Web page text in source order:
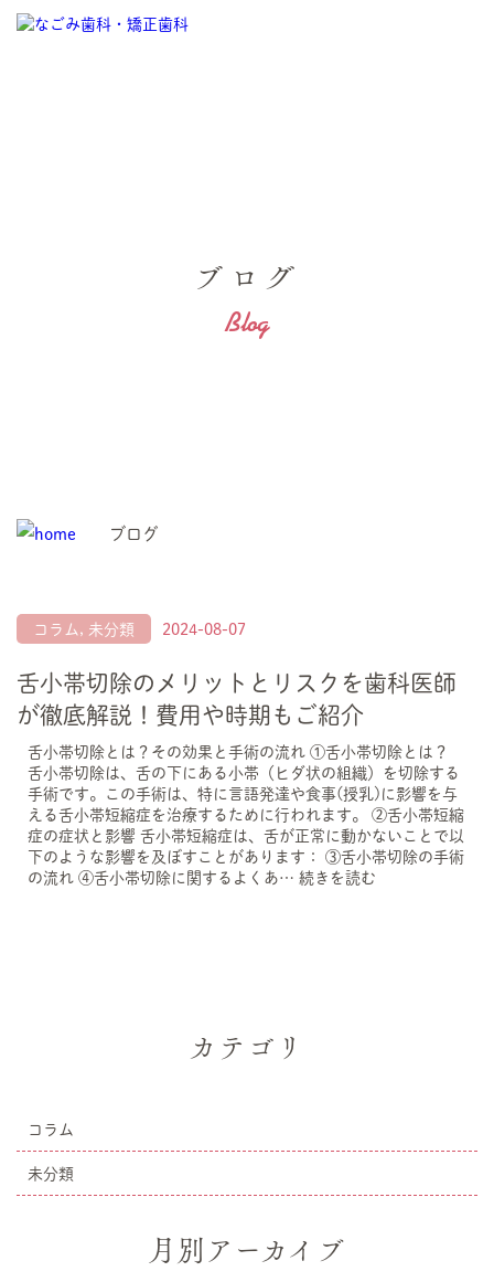
ブログ
Blog
ブログ
コラム, 未分類 2024-08-07
舌小帯切除のメリットとリスクを歯科医師
が徹底解説！費用や時期もご紹介
舌小帯切除とは？その効果と手術の流れ ①舌小帯切除とは？
舌小帯切除は、舌の下にある小帯（ヒダ状の組織）を切除する
手術です。この手術は、特に言語発達や食事(授乳)に影響を与
える舌小帯短縮症を治療するために行われます。 ②舌小帯短縮
症の症状と影響 舌小帯短縮症は、舌が正常に動かないことで以
下のような影響を及ぼすことがあります： ③舌小帯切除の手術
の流れ ④舌小帯切除に関するよくあ… 続きを読む
カテゴリ
コラム
未分類
月別アーカイブ